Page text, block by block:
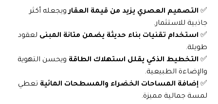
✅ التصميم العصري يزيد من قيمة العقارويجعله أكثر
جاذبية للاستثمار.
✅ استخدام تقنيات بناء حديثة يضمن متانة المبنى لعقود
طويلة.
✅ التخطيط الذكي يقلل استهلاك الطاقة ويحسن التهوية
والإضاءة الطبيعية.
✅إضافة المساحات الخضراء والمسطحات المائية تعطي
لمسة جمالية مميزة.